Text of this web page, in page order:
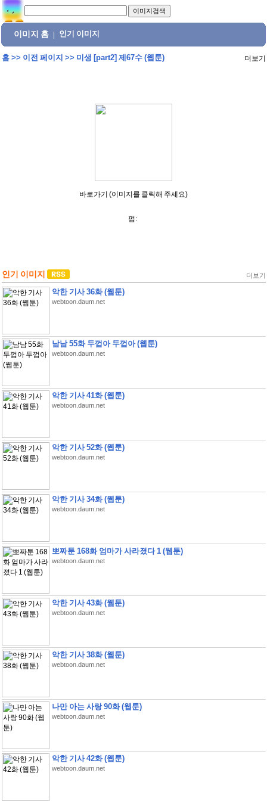
이미지 홈 인기 이미지
홈>> 이전 페이지 >> 미생 [part2] 제67수 (웹툰) 더보기
바로가기 (이미지를 클릭해 주세요)
펌:
인기 이미지 더보기
악한 기사 36화 (웹툰)
webtoon.daum.net
남남 55화 두껍아 두껍아 (웹툰)
webtoon.daum.net
악한 기사 41화 (웹툰)
webtoon.daum.net
악한 기사 52화 (웹툰)
webtoon.daum.net
악한 기사 34화 (웹툰)
webtoon.daum.net
뽀짜툰 168화 엄마가 사라졌다 1 (웹툰)
webtoon.daum.net
악한 기사 43화 (웹툰)
webtoon.daum.net
악한 기사 38화 (웹툰)
webtoon.daum.net
나만 아는 사랑 90화 (웹툰)
webtoon.daum.net
악한 기사 42화 (웹툰)
webtoon.daum.net